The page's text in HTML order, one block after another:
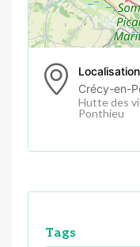
Localisation
Crécy-en-
Hutte des
Ponthieu
Tags